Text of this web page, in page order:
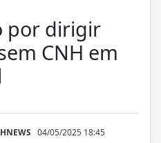
por dirigir
CNH em
04/05/2025 18:45